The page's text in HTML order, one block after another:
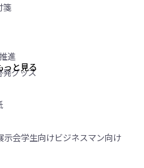
箋
進
発グッズ
っと見る
示会学生向けビジネスマン向け